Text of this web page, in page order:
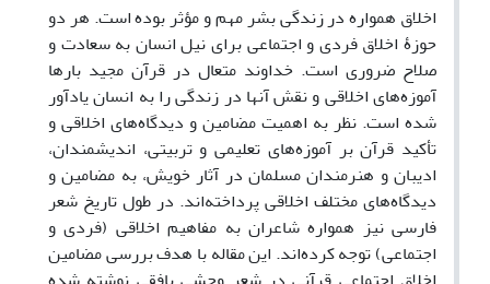
اخلاق همواره در زندگی بشر مهم و مؤثر بوده است. هر دو
حوزۀ اخلاق فردی و اجتماعی برای نیل انسان به سعادت و
صلاح ضروری است. خداوند متعال در قرآن مجید بارها
آموزه‌های اخلاقی و نقش آنها در زندگی را به انسان یادآور
شده است. نظر به اهمیت مضامین و دیدگاه‌های اخلاقی و
تأکید قرآن بر آموزه‌های تعلیمی و تربیتی، اندیشمندان،
ادیبان و هنرمندان مسلمان در آثار خویش، به مضامین و
دیدگاه‌های مختلف اخلاقی پرداخته‌اند. در طول تاریخ شعر
فارسی نیز همواره شاعران به مفاهیم اخلاقی (فردی و
اجتماعی) توجه کرده‌اند. این مقاله با هدف بررسی مضامین